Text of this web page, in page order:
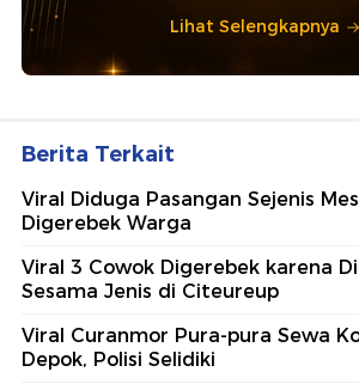
Lihat Selengkapnya
Berita Terkait
Viral Diduga Pasangan Sejenis
Digerebek Warga
Viral 3 Cowok Digerebek karena
Sesama Jenis di Citeureup
Viral Curanmor Pura-pura Sewa
Depok, Polisi Selidiki